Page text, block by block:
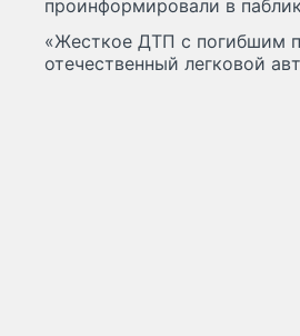
проинформировали в
«Жесткое ДТП с погибшим
отечественный легковой